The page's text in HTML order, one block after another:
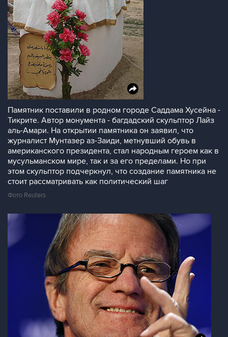
Памятник поставили в родном городе Саддама Хусейна -
Тикрите. Автор монумента - багдадский скульптор Лайз
аль-Амари. На открытии памятника он заявил, что
журналист Мунтазер аз-Заиди, метнувший обувь в
американского президента, стал народным героем как в
мусульманском мире, так и за его пределами. Но при
этом скульптор подчеркнул, что создание памятника не
стоит рассматривать как политический шаг
Фото Reuters